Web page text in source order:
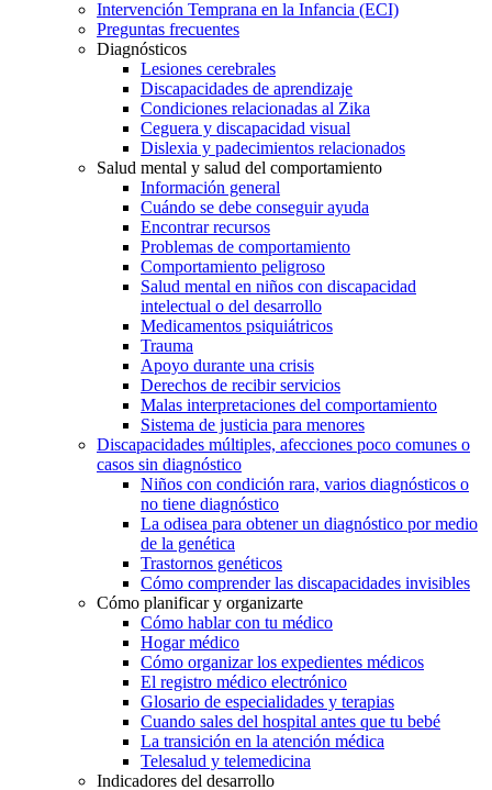
Intervención Temprana en la Infancia (ECI)
Preguntas frecuentes
Diagnósticos
Lesiones cerebrales
Discapacidades de aprendizaje
Condiciones relacionadas al Zika
Ceguera y discapacidad visual
Dislexia y padecimientos relacionados
Salud mental y salud del comportamiento
Información general
Cuándo se debe conseguir ayuda
Encontrar recursos
Problemas de comportamiento
Comportamiento peligroso
Salud mental en niños con discapacidad
intelectual o del desarrollo
Medicamentos psiquiátricos
Trauma
Apoyo durante una crisis
Derechos de recibir servicios
Malas interpretaciones del comportamiento
Sistema de justicia para menores
Discapacidades múltiples, afecciones poco comunes o
casos sin diagnóstico
Niños con condición rara, varios diagnósticos o
no tiene diagnóstico
La odisea para obtener un diagnóstico por medio
de la genética
Trastornos genéticos
Cómo comprender las discapacidades invisibles
Cómo planificar y organizarte
Cómo hablar con tu médico
Hogar médico
Cómo organizar los expedientes médicos
El registro médico electrónico
Glosario de especialidades y terapias
Cuando sales del hospital antes que tu bebé
La transición en la atención médica
Telesalud y telemedicina
Indicadores del desarrollo